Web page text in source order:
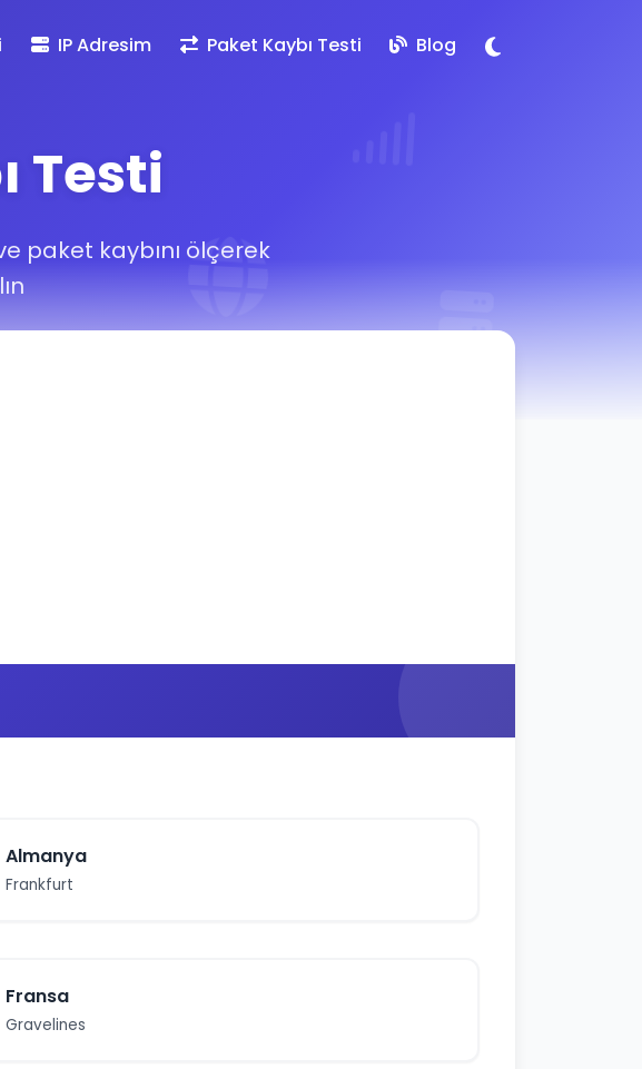
IP Adresim Paket Kaybı Testi Blog
Testi
paket kaybını ölçerek
Almanya
Frankfurt
Fransa
Gravelines